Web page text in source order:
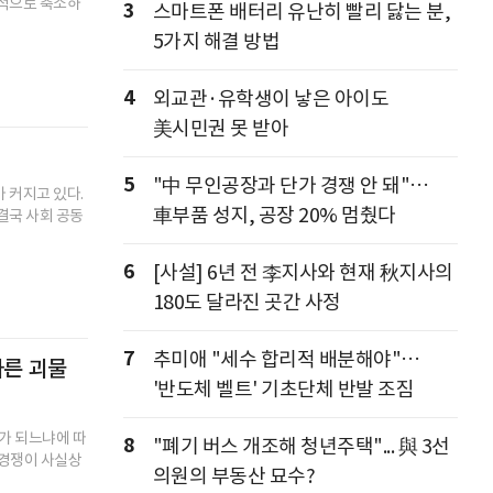
커지고 있다.
국 사회 공동
괴물
되느냐에 따
쟁이 사실상
3
스마트폰 배터리 유난히 빨리 닳는 분,
5가지 해결 방법
4
외교관·유학생이 낳은 아이도
美시민권 못 받아
5
"中 무인공장과 단가 경쟁 안 돼"…
車부품 성지, 공장 20% 멈췄다
6
[사설] 6년 전 李지사와 현재 秋지사의
180도 달라진 곳간 사정
7
추미애 "세수 합리적 배분해야"…
'반도체 벨트' 기초단체 반발 조짐
8
"폐기 버스 개조해 청년주택"... 與 3선
의원의 부동산 묘수?